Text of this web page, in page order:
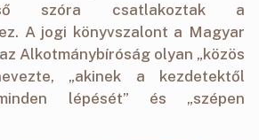
szóra csatlakoztak a
A jogi könyvszalont a Magyar
Alkotmánybíróság olyan „közös
„akinek a kezdetektől
lépését” és „szépen